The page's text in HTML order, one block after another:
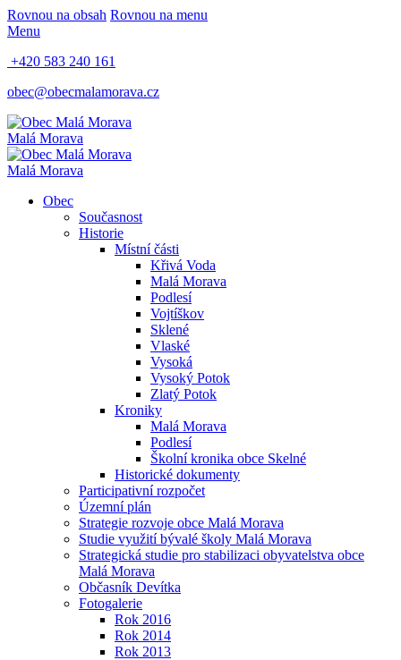
Rovnou na obsah Rovnou na menu
Menu
+420 583 240 161
obec@obecmalamorava.cz
Malá Morava
Malá Morava
Obec
Současnost
Historie
Místní části
Křivá Voda
Malá Morava
Podlesí
Vojtíškov
Sklené
Vlaské
Vysoká
Vysoký Potok
Zlatý Potok
Kroniky
Malá Morava
Podlesí
Školní kronika obce Skelné
Historické dokumenty
Participativní rozpočet
Územní plán
Strategie rozvoje obce Malá Morava
Studie využití bývalé školy Malá Morava
Strategická studie pro stabilizaci obyvatelstva obce
Malá Morava
Občasník Devítka
Fotogalerie
Rok 2016
Rok 2014
Rok 2013